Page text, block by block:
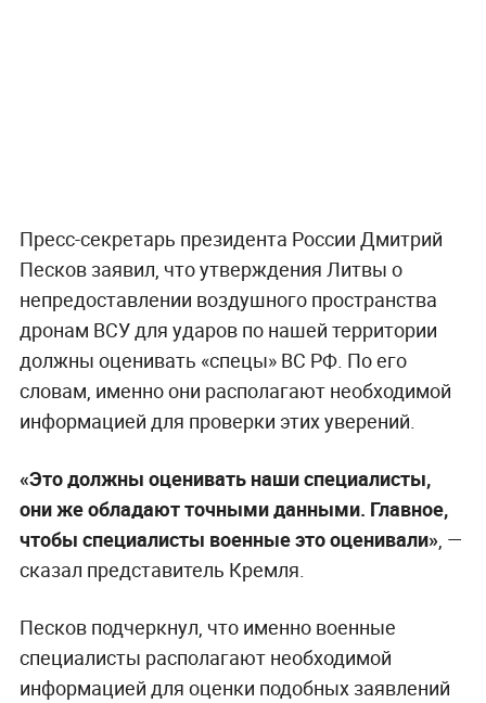
Пресс-секретарь президента России Дмитрий
Песков заявил, что утверждения Литвы о
непредоставлении воздушного пространства
дронам ВСУ для ударов по нашей территории
должны оценивать «‎спецы» ВС РФ. По его
словам, именно они располагают необходимой
информацией для проверки этих уверений.
«Это должны оценивать наши специалисты,
они же обладают точными данными. Главное,
чтобы специалисты военные это оценивали», —
сказал представитель Кремля.
Песков подчеркнул, что именно военные
специалисты располагают необходимой
информацией для оценки подобных заявлений